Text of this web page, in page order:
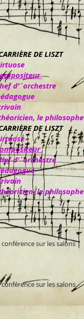
DE LISZT
d’´orchestre
le philosophe
DE LISZT
d’´orchestre
le philosophe
conférence sur les salons
conférence sur les salons